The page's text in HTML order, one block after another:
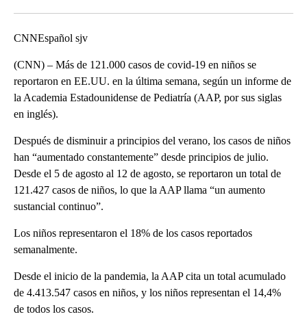
CNNEspañol sjv
(CNN) – Más de 121.000 casos de covid-19 en niños se
reportaron en EE.UU. en la última semana, según un informe de
la Academia Estadounidense de Pediatría (AAP, por sus siglas
en inglés).
Después de disminuir a principios del verano, los casos de niños
han “aumentado constantemente” desde principios de julio.
Desde el 5 de agosto al 12 de agosto, se reportaron un total de
121.427 casos de niños, lo que la AAP llama “un aumento
sustancial continuo”.
Los niños representaron el 18% de los casos reportados
semanalmente.
Desde el inicio de la pandemia, la AAP cita un total acumulado
de 4.413.547 casos en niños, y los niños representan el 14,4%
de todos los casos.